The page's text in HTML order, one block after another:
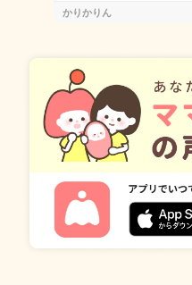
かりかりん